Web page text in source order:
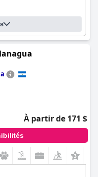
À partir de 171 $